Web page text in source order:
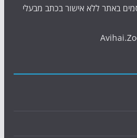
באתר ללא אישור בכתב מבעלי